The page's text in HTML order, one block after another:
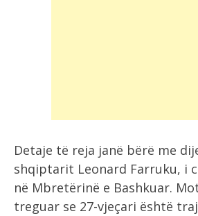
Detaje të reja janë bërë me
shqiptarit Leonard Farruku, i
në Mbretërinë e Bashkuar.
treguar se 27-vjeçari është